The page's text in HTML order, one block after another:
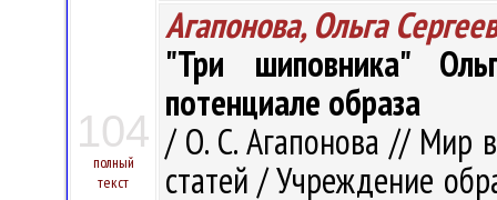
104
полный
текст
Агапонова, Ольга
"Три шиповника"
потенциале образа
/ О. С. Агапонова // Мир
статей / Учреждение